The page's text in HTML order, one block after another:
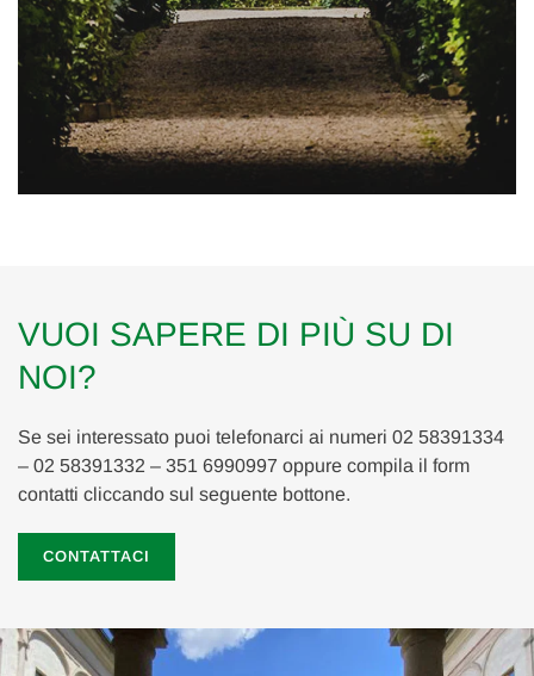
VUOI SAPERE DI PIÙ SU DI
NOI?
Se sei interessato puoi telefonarci ai numeri 02 58391334
– 02 58391332 – 351 6990997 oppure compila il form
contatti cliccando sul seguente bottone.
CONTATTACI